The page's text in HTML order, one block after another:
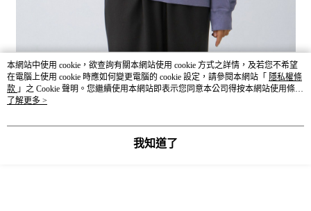
本網站中使用 cookie，欲查詢有關本網站使用 cookie 方式之詳情，及若您不希望
在電腦上使用 cookie 時應如何變更電腦的 cookie 設定，請參閱本網站「 隱私權條
款 」之 Cookie 聲明。您繼續使用本網站即表示您同意本公司得按本網站使用條款
之 Cookie 聲明使用 cookie。
了解更多 >
我知道了